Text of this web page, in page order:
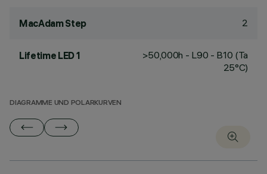
MacAdam Step 2
Lifetime LED 1
>50,000h - L90 - B10 (Ta
25°C)
DIAGRAMME UND POLARKURVEN